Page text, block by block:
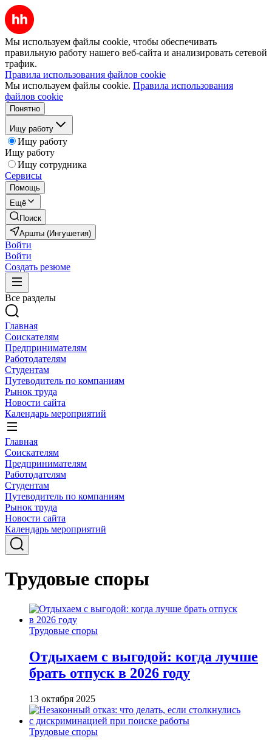
Мы используем файлы cookie, чтобы обеспечивать
правильную работу нашего веб-сайта и анализировать сетевой
трафик.
Правила использования файлов cookie
Мы используем файлы cookie. Правила использования
файлов cookie
Понятно
Ищу работу
Ищу работу
Ищу работу
Ищу сотрудника
Сервисы
Помощь
Ещё
Поиск
Аршты (Ингушетия)
Войти
Войти
Создать резюме
Все разделы
Главная
Соискателям
Предпринимателям
Работодателям
Студентам
Путеводитель по компаниям
Рынок труда
Новости сайта
Календарь мероприятий
Главная
Соискателям
Предпринимателям
Работодателям
Студентам
Путеводитель по компаниям
Рынок труда
Новости сайта
Календарь мероприятий
Трудовые споры
Трудовые споры
Отдыхаем с выгодой: когда лучше
брать отпуск в 2026 году
13 октября 2025
Трудовые споры